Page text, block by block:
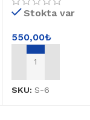
Stokta var
550,00₺
SEPETE EKLE
SKU: S-6